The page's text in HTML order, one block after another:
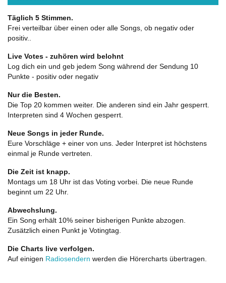
Täglich 5 Stimmen.
Frei verteilbar über einen oder alle Songs, ob negativ oder
positiv..
Live Votes - zuhören wird belohnt
Log dich ein und geb jedem Song während der Sendung 10
Punkte - positiv oder negativ
Nur die Besten.
Die Top 20 kommen weiter. Die anderen sind ein Jahr gesperrt.
Interpreten sind 4 Wochen gesperrt.
Neue Songs in jeder Runde.
Eure Vorschläge + einer von uns. Jeder Interpret ist höchstens
einmal je Runde vertreten.
Die Zeit ist knapp.
Montags um 18 Uhr ist das Voting vorbei. Die neue Runde
beginnt um 22 Uhr.
Abwechslung.
Ein Song erhält 10% seiner bisherigen Punkte abzogen.
Zusätzlich einen Punkt je Votingtag.
Die Charts live verfolgen.
Auf einigen Radiosendern werden die Hörercharts übertragen.